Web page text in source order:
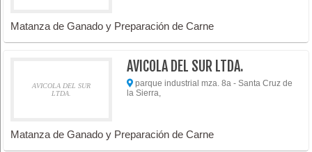
Matanza de Ganado y Preparación de Carne
AVICOLA DEL SUR
LTDA.
AVICOLA DEL SUR LTDA.
parque industrial mza. 8a - Santa Cruz de
la Sierra,
Matanza de Ganado y Preparación de Carne